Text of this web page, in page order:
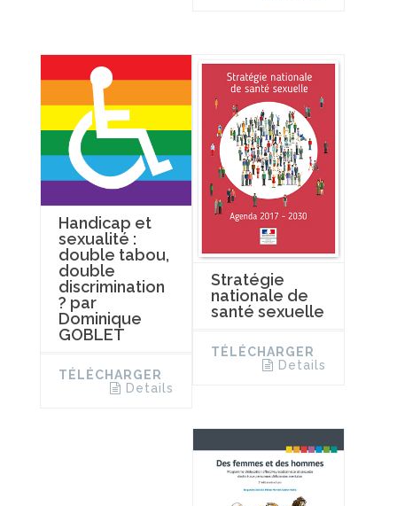
Handicap et
sexualité :
double tabou,
double
discrimination
? par
Dominique
GOBLET
TÉLÉCHARGER
Details
Stratégie
nationale de
santé sexuelle
TÉLÉCHARGER
Details